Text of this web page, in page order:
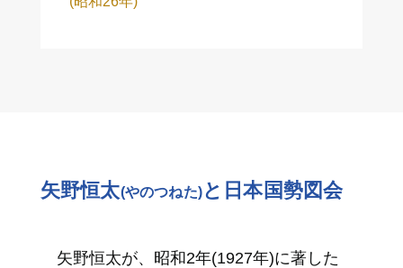
矢野恒太(やのつねた)と日本国勢図会
矢野恒太が、昭和2年(1927年)に著した